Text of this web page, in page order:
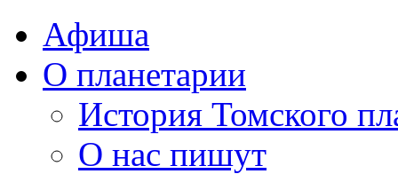
Афиша
О планетарии
История Томского
О нас пишут